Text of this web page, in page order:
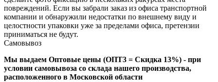
повреждений. Если вы забрали заказ из офиса транспортной
компании и обнаружили недостатки по внешнему виду и
целостности упаковки уже за пределами офиса, претензии
приниматься не будут.
Самовывоз
Мы выдаем Оптовые цены (ОПТ3 = Скидка 13%) - при
условии самовывоза со склада нашего производства,
расположенного в Московской области